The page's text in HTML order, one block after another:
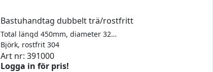
Bastuhandtag dubbelt trä/rostfritt
Total längd 450mm, diameter 32mm. För glas 8-12 mm. Borrhål 2x12mm (c/c 300mm)
Björk, rostfrit 304
Art nr: 391000
Logga in för pris!